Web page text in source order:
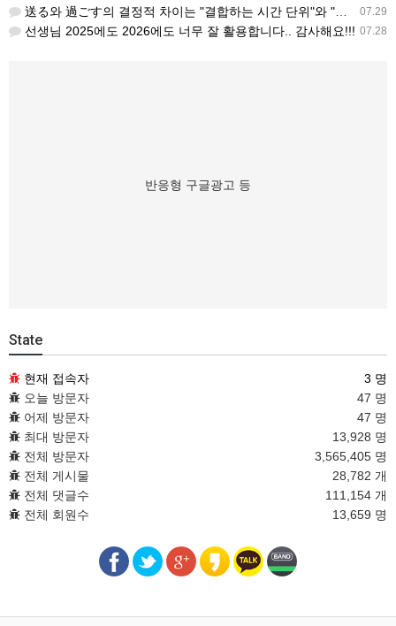
07.29
送る와 過ごす의 결정적 차이는 "결합하는 시간 단위"와 "묘사 대상"입니다. 過ごす 하루, 오후, 주말, 휴…
07.28
선생님 2025에도 2026에도 너무 잘 활용합니다.. 감사해요!!!
반응형 구글광고 등
State
현재 접속자
3 명
오늘 방문자
47 명
어제 방문자
47 명
최대 방문자
13,928 명
전체 방문자
3,565,405 명
전체 게시물
28,782 개
전체 댓글수
111,154 개
전체 회원수
13,659 명